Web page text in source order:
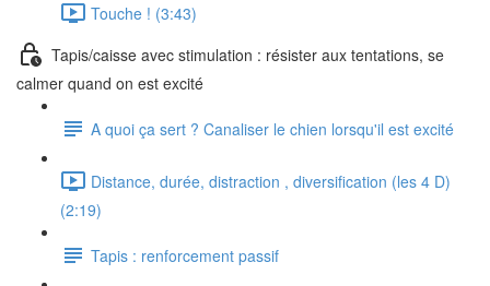
Touche ! (3:43)
Tapis/caisse avec stimulation : résister aux tentations, se
calmer quand on est excité
A quoi ça sert ? Canaliser le chien lorsqu'il est excité
Distance, durée, distraction , diversification (les 4 D)
(2:19)
Tapis : renforcement passif